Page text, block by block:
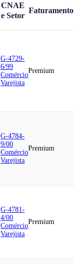
CNAE
e Setor
Faturamento
G-4729-
6/99
Comércio
Varejista
Premium
G-4784-
9/00
Comércio
Varejista
Premium
G-4781-
4/00
Comércio
Varejista
Premium